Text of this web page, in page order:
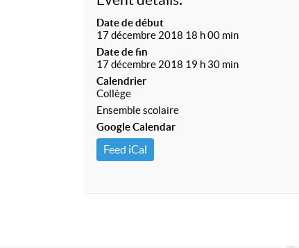
Date de début
17 décembre 2018 18 h 00 min
Date de fin
17 décembre 2018 19 h 30 min
Calendrier
Collège
Ensemble scolaire
Google Calendar
Feed iCal